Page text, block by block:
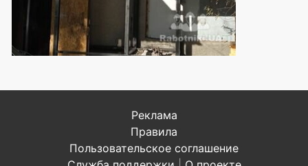
Реклама
Правила
Пользовательское соглашение